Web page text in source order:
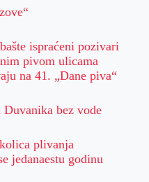
ispraćeni pozivari
pivom ulicama
na 41. „Dane piva“
Duvanika bez vode
plivanja
jedanaestu godinu